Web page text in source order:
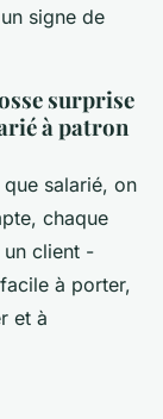
signe de
surprise
à patron
salarié, on
chaque
client -
à porter,
et à